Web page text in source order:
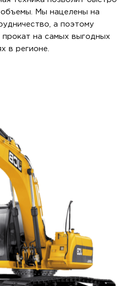
Мы нацелены на
а поэтому
прокат на самых выгодных
в регионе.